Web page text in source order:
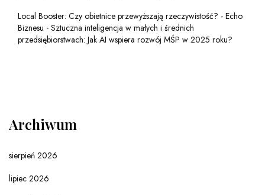
Local Booster: Czy obietnice przewyższają rzeczywistość? - Echo
Biznesu - Sztuczna inteligencja w małych i średnich
przedsiębiorstwach: Jak AI wspiera rozwój MŚP w 2025 roku?
Archiwum
sierpień 2026
lipiec 2026